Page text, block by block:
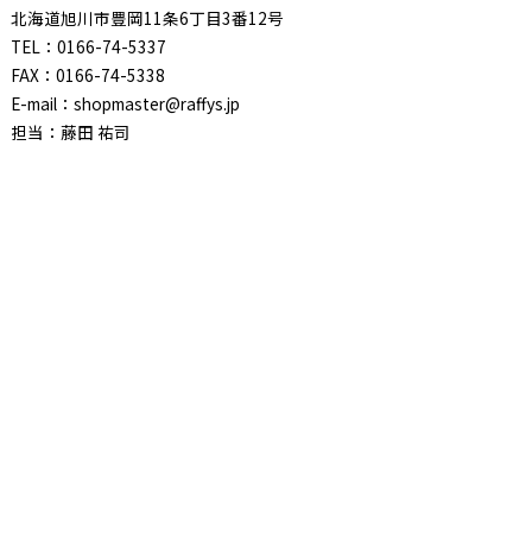
北海道旭川市豊岡11条6丁目3番12号
TEL：0166-74-5337
FAX：0166-74-5338
E-mail：shopmaster@raffys.jp
担当：藤田 祐司